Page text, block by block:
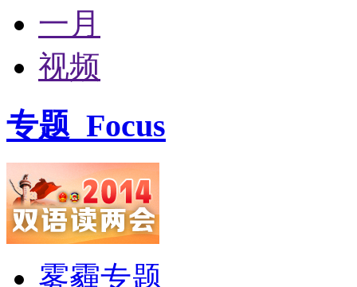
一月
视频
专题 Focus
雾霾专题